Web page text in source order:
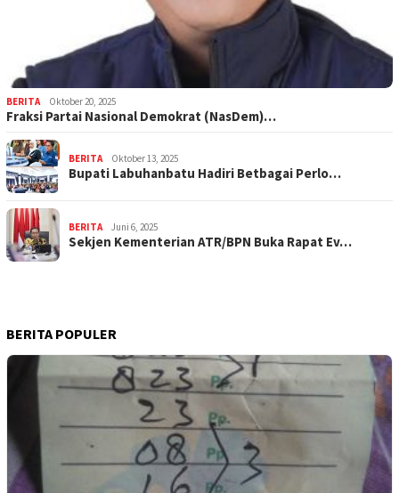
BERITA Oktober 20, 2025
Fraksi Partai Nasional Demokrat (NasDem)…
BERITA Oktober 13, 2025
Bupati Labuhanbatu Hadiri Betbagai Perlo…
BERITA Juni 6, 2025
Sekjen Kementerian ATR/BPN Buka Rapat Ev…
BERITA POPULER